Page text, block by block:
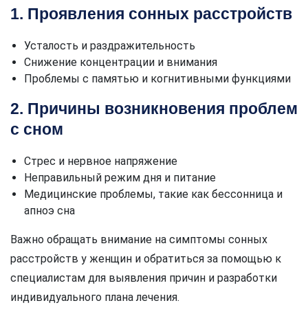
1. Проявления сонных расстройств
Усталость и раздражительность
Снижение концентрации и внимания
Проблемы с памятью и когнитивными функциями
2. Причины возникновения проблем
с сном
Стрес и нервное напряжение
Неправильный режим дня и питание
Медицинские проблемы, такие как бессонница и
апноэ сна
Важно обращать внимание на симптомы сонных
расстройств у женщин и обратиться за помощью к
специалистам для выявления причин и разработки
индивидуального плана лечения.